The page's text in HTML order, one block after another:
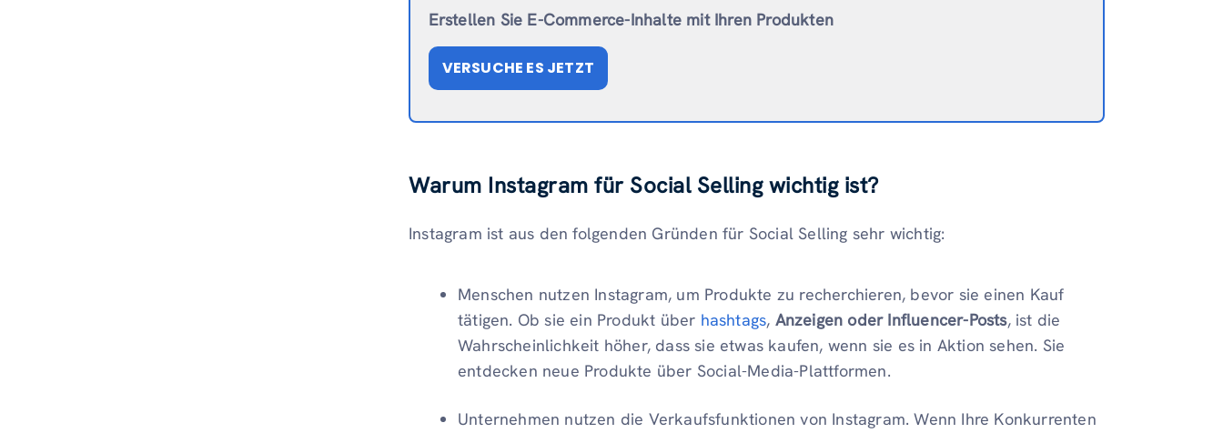
Erstellen Sie E-Commerce-Inhalte mit Ihren Produkten
VERSUCHE ES JETZT
Warum Instagram für Social Selling wichtig ist?
Instagram ist aus den folgenden Gründen für Social Selling sehr wichtig:
Menschen nutzen Instagram, um Produkte zu recherchieren, bevor sie einen Kauf
tätigen. Ob sie ein Produkt über hashtags, Anzeigen oder Influencer-Posts, ist die
Wahrscheinlichkeit höher, dass sie etwas kaufen, wenn sie es in Aktion sehen. Sie
entdecken neue Produkte über Social-Media-Plattformen.
Unternehmen nutzen die Verkaufsfunktionen von Instagram. Wenn Ihre Konkurrenten